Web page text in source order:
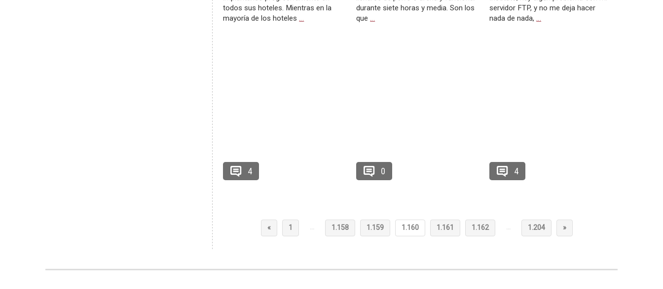
todos sus hoteles. Mientras en la
mayoría de los hoteles…
4
durante siete horas y media. Son los
que…
0
servidor FTP, y no me deja hacer
nada de nada,…
4
« 1 … 1.158 1.159 1.160 1.161 1.162 … 1.204 »